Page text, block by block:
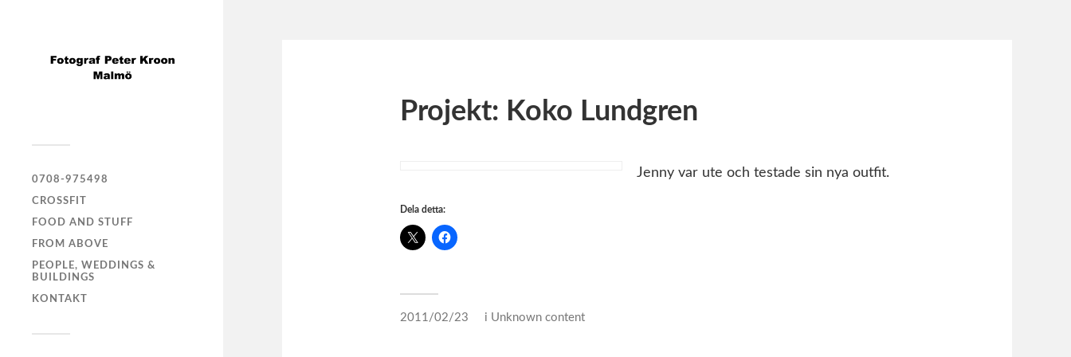
0708-975498
CROSSFIT
FOOD AND STUFF
FROM ABOVE
PEOPLE, WEDDINGS &
BUILDINGS
KONTAKT
Projekt: Koko Lundgren
Jenny var ute och testade sin nya outfit.
Dela detta:
2011/02/23 i Unknown content